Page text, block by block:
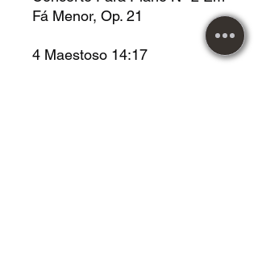
Fá Menor, Op. 21
4 Maestoso 14:17